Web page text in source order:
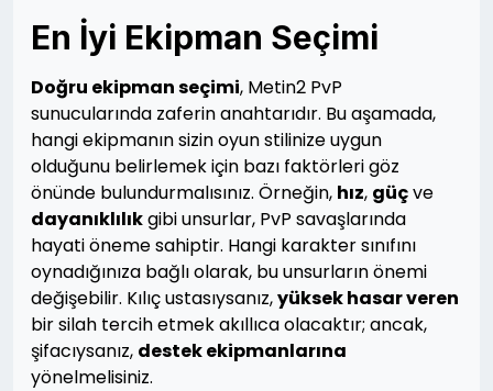
En İyi Ekipman Seçimi
Doğru ekipman seçimi, Metin2 PvP
sunucularında zaferin anahtarıdır. Bu aşamada,
hangi ekipmanın sizin oyun stilinize uygun
olduğunu belirlemek için bazı faktörleri göz
önünde bulundurmalısınız. Örneğin, hız, güçve
dayanıklılıkgibi unsurlar, PvP savaşlarında
hayati öneme sahiptir. Hangi karakter sınıfını
oynadığınıza bağlı olarak, bu unsurların önemi
değişebilir. Kılıç ustasıysanız,yüksek hasar veren
bir silah tercih etmek akıllıca olacaktır; ancak,
şifacıysanız, destek ekipmanlarına
yönelmelisiniz.